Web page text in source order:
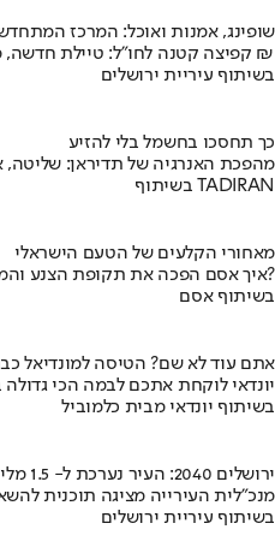
שופינג, אמנות ואוכל: המרכז
קפיצה קטנה לחו"ל: טיילת חדשה, מיצגי אמנות, וכיכרות משופצות בהשקעה של 100 מיליון ₪
בשיתוף עיריית ירושלים
כך תחסכו בחשמל בלי להזיע
מהפכת האנרגיה של תדיראן:
בשיתוף TADIRAN
מאחורי הקלעים של הטעם הישראלי
איך אסם הפכה את תקופת הצנע והמחסור הקשה של שנות ה-40 למותג לאומי?
בשיתוף אסם
אתם עוד לא שם? הטיסה למונדיאל
יונדאי לוקחת אתכם לבמה הכי גדולה
בשיתוף יונדאי מבית כלמוביל
ירושלים 2040: העיר נערכת ל- 1.5 מליון תושבים
מנכ"לית העירייה מציגה תוכנית
בשיתוף עיריית ירושלים